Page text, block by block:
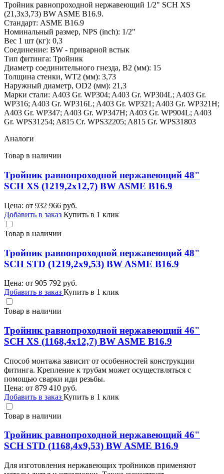
Тройник равнопроходной нержавеющий 1/2" SCH XS
(21,3х3,73) BW ASME B16.9.
Стандарт: ASME B16.9
Номинальный размер, NPS (inch): 1/2"
Вес 1 шт (кг): 0,3
Соединение: BW - приварной встык
Тип фитинга: Тройник
Диаметр соединительного гнезда, B2 (мм): 15
Толщина стенки, WT2 (мм): 3,73
Наружный диаметр, OD2 (мм): 21,3
Марки стали: A403 Gr. WP304; A403 Gr. WP304L; A403 Gr.
WP316; A403 Gr. WP316L; A403 Gr. WP321; A403 Gr. WP321H;
A403 Gr. WP347; A403 Gr. WP347H; A403 Gr. WP904L; A403
Gr. WPS31254; A815 Cr. WPS32205; A815 Gr. WPS31803
Аналоги
Товар в наличии
Тройник равнопроходной нержавеющий 48"
SCH XS (1219,2х12,7) BW ASME B16.9
Цена: от 932 966 руб.
Добавить в заказ Купить в 1 клик
Товар в наличии
Тройник равнопроходной нержавеющий 48"
SCH STD (1219,2х9,53) BW ASME B16.9
Цена: от 905 792 руб.
Добавить в заказ Купить в 1 клик
Товар в наличии
Тройник равнопроходной нержавеющий 46"
SCH XS (1168,4х12,7) BW ASME B16.9
Способ монтажа зависит от особенностей конструкции
фитинга. Крепление к трубам может осуществляться с
помощью сварки иди резьбы.
Цена: от 879 410 руб.
Добавить в заказ Купить в 1 клик
Товар в наличии
Тройник равнопроходной нержавеющий 46"
SCH STD (1168,4х9,53) BW ASME B16.9
Для изготовления нержавеющих тройников применяют